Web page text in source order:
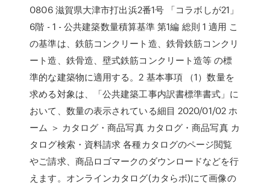
0806 滋賀県大津市打出浜2番1号 「コラボしが21」
6階 - 1 - 公共建築数量積算基準 第1編 総則 1 適用 こ
の基準は、鉄筋コンクリート造、鉄骨鉄筋コンクリ
ート造、鉄骨造、壁式鉄筋コンクリート造等 の標
準的な建築物に適用する。2 基本事項 （1）数量を
求める対象は、「公共建築工事内訳書標準書式」に
おいて、数量の表示されている細目 2020/01/02 ホ
ーム ＞ カタログ・商品写真 カタログ・商品写真 カ
タログ検索・資料請求 各種カタログのページ閲覧
やご請求、商品ロゴマークのダウンロードなどを行
えます。オンラインカタログ(カタらボ)にて画像の